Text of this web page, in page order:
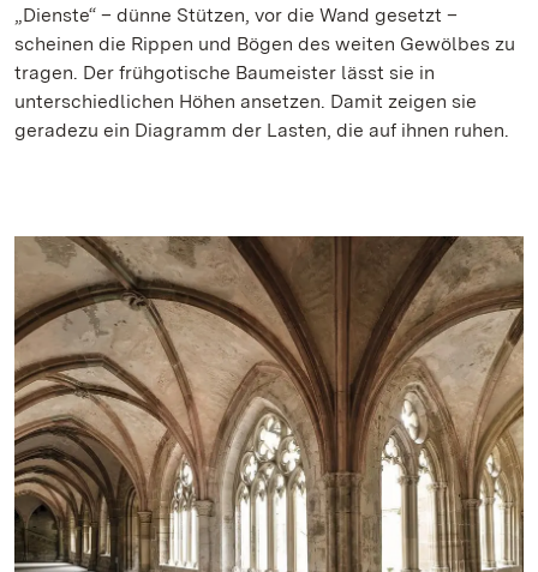
„Dienste“ – dünne Stützen, vor die Wand gesetzt –
scheinen die Rippen und Bögen des weiten Gewölbes zu
tragen. Der frühgotische Baumeister lässt sie in
unterschiedlichen Höhen ansetzen. Damit zeigen sie
geradezu ein Diagramm der Lasten, die auf ihnen ruhen.